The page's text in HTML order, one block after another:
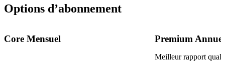
Options d’abonnement
Core Mensuel Premium Annuel
Meilleur rapport